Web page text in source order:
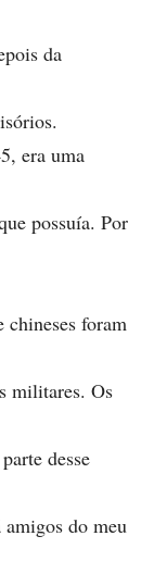
da
era uma
possuía. Por
chineses foram
militares. Os
desse
do meu